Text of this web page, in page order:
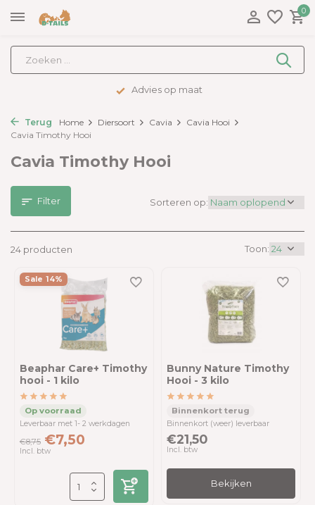
0
Advies op maat
Terug Home Diersoort Cavia
Cavia Hooi
Cavia Timothy Hooi
Cavia Timothy Hooi
Filter
24 producten Toon:
Sorteren op:
Sale 14%
Beaphar Care+ Timothy
hooi - 1 kilo
Leverbaar met 1- 2 werkdagen
€8,75 €7,50
Incl. btw
Bunny Nature Timothy
Hooi - 3 kilo
Binnenkort (weer) leverbaar
€21,50
Incl. btw
Bekijken